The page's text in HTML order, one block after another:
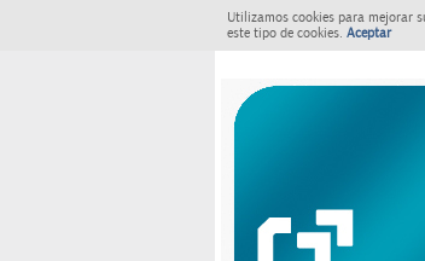
Utilizamos cookies para mejorar
este tipo de cookies. Aceptar